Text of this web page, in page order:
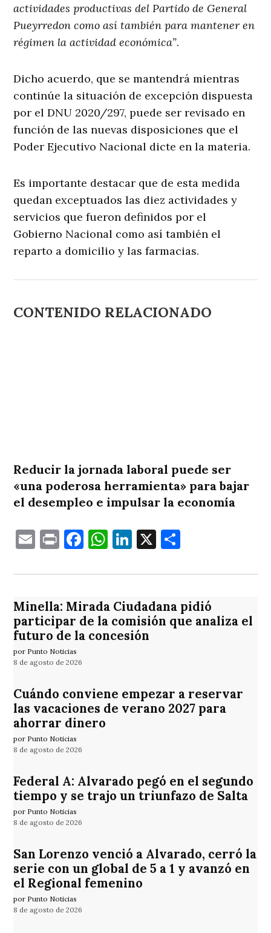
actividades productivas del Partido de General
Pueyrredon como así también para mantener en
régimen la actividad económica”.
Dicho acuerdo, que se mantendrá mientras
continúe la situación de excepción dispuesta
por el DNU 2020/297, puede ser revisado en
función de las nuevas disposiciones que el
Poder Ejecutivo Nacional dicte en la materia.
Es importante destacar que de esta medida
quedan exceptuados las diez actividades y
servicios que fueron definidos por el
Gobierno Nacional como así también el
reparto a domicilio y las farmacias.
CONTENIDO RELACIONADO
Reducir la jornada laboral puede ser
«una poderosa herramienta» para bajar
el desempleo e impulsar la economía
EmailPrintFacebook
WhatsApp
LinkedIn
X
Minella: Mirada Ciudadana pidió
participar de la comisión que analiza el
futuro de la concesión
por Punto Noticias
8 de agosto de 2026
Cuándo conviene empezar a reservar
las vacaciones de verano 2027 para
ahorrar dinero
por Punto Noticias
8 de agosto de 2026
Federal A: Alvarado pegó en el segundo
tiempo y se trajo un triunfazo de Salta
por Punto Noticias
8 de agosto de 2026
San Lorenzo venció a Alvarado, cerró la
serie con un global de 5 a 1 y avanzó en
el Regional femenino
por Punto Noticias
8 de agosto de 2026